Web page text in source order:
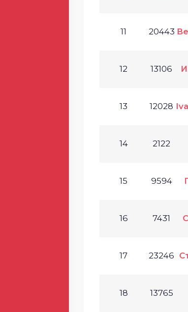
11 20443
12 13106
13 12028
14 2122
15 9594
16 7431
17 23246
18 13765